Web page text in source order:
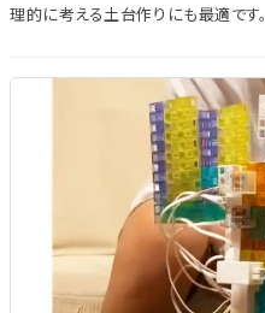
理的に考える土台作りにも最適です。